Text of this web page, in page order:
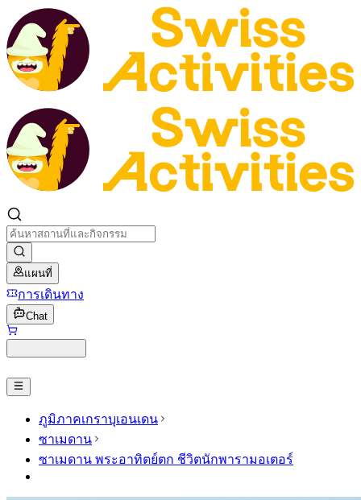
แผนที่
การเดินทาง
Chat
ภูมิภาคเกราบุเอนเดน
ซาเมดาน
ซาเมดาน พระอาทิตย์ตก ชีวิตนักพารามอเตอร์